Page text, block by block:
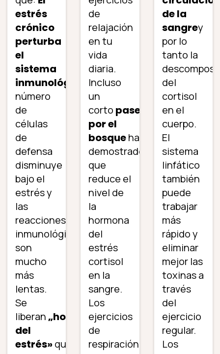
estrés
crónico
perturba
el
sistema
inmunológico.El
número
de
células
de
defensa
disminuye
bajo el
estrés y
las
reacciones
inmunológicas
son
mucho
más
lentas.
Se
liberan„hormonas
del
estrés»que
de
relajación
en tu
vida
diaria.
Incluso
un
corto paseo
por el
bosqueha
demostrado
que
reduce el
nivel de
la
hormona
del
estrés
cortisol
en la
sangre.
Los
ejercicios
de
respiración,
de la
sangrey
por lo
tanto la
del
cortisol
en el
cuerpo.
El
sistema
linfático
también
puede
trabajar
más
rápido y
eliminar
mejor las
toxinas a
través
del
ejercicio
regular.
Los